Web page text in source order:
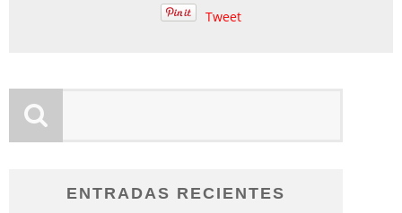
Tweet
ENTRADAS RECIENTES